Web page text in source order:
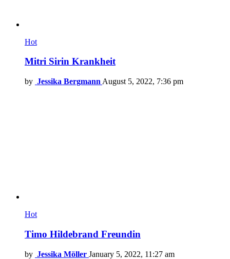
Hot
Mitri Sirin Krankheit
by Jessika Bergmann August 5, 2022, 7:36 pm
Hot
Timo Hildebrand Freundin
by Jessika Möller January 5, 2022, 11:27 am